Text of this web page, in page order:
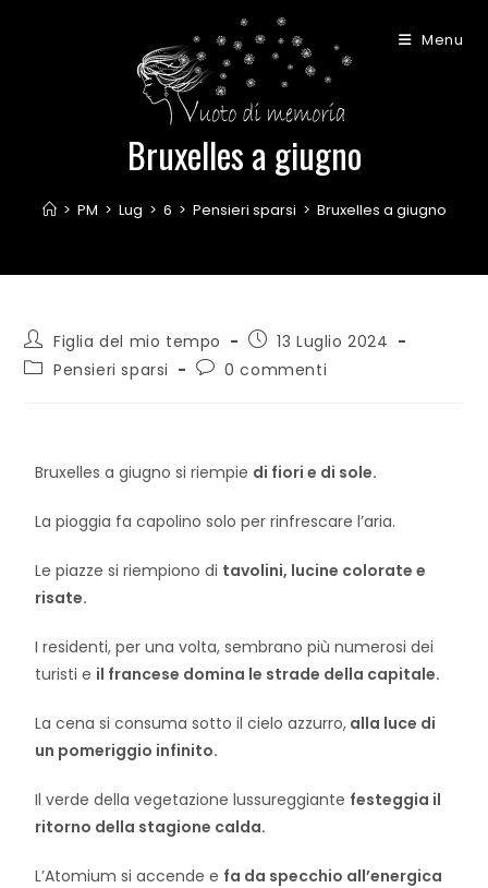
Menu
Bruxelles a giugno
> PM > Lug > 6 > Pensieri sparsi > Bruxelles a giugno
Figlia del mio tempo
13 Luglio 2024
Pensieri sparsi
0 commenti
Bruxelles a giugno si riempie di fiori e di sole.
La pioggia fa capolino solo per rinfrescare l’aria.
Le piazze si riempiono di tavolini, lucine colorate e
risate.
I residenti, per una volta, sembrano più numerosi dei
turisti e il francese domina le strade della capitale.
La cena si consuma sotto il cielo azzurro, alla luce di
un pomeriggio infinito.
Il verde della vegetazione lussureggiante festeggia il
ritorno della stagione calda.
L’Atomium si accende e fa da specchio all’energica